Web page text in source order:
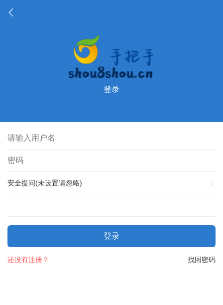
登录
安全提问(未设置请忽略)
登录
找回密码
还没有注册？